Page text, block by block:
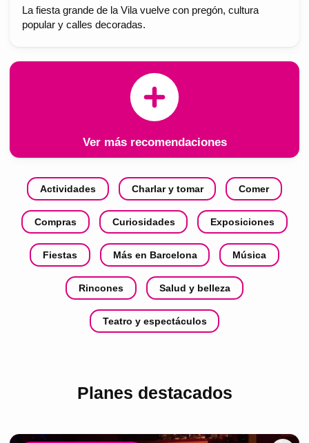
La fiesta grande de la Vila vuelve con pregón, cultura
popular y calles decoradas.
Ver más recomendaciones
Actividades Charlar y tomar Comer
Compras Curiosidades Exposiciones
Fiestas Más en Barcelona Música
Rincones Salud y belleza
Teatro y espectáculos
Planes destacados